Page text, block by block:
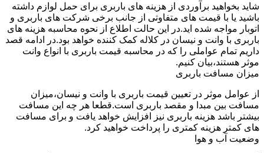
شاید بخواهید برآوردی از هزینه های باربری برای حمل لوازم داشته
باشید یا با قیمت های متفاوتی از جانب برخی شرکت های باربری و
اتوبار مواجه شده اید.در این حالت اطلاع از نحوه محاسبه هزینه های
باربری با وانت و نیسان در کلاله کمک کننده خواهد بود.در ادامه قصد
داریم تمام عواملی را که در محاسبه قیمت باربری با انواع وانت
موثر هستند،بیان کنیم.
میزان مسافت باربری
از عوامل موثر در تعیین قیمت باربری با وانت و نیسان،میزان
مسافت بین مبدا و مقصد باربری است.قطعا هر چه این مسافت
بیشتر باشد هزینه باربری نیز افزایش خواهد یافت و برای مسافت
های کمتر هزینه کمتری را پرداخت خواهید کرد.
وضعیت آب و هوا